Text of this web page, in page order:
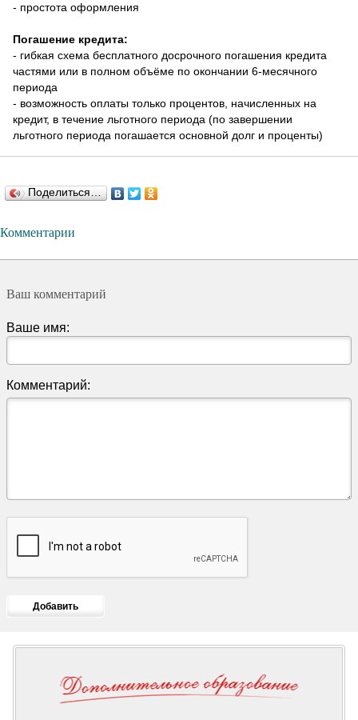
- простота оформления
Погашение кредита:
- гибкая схема бесплатного досрочного погашения кредита
частями или в полном объёме по окончании 6-месячного
периода
- возможность оплаты только процентов, начисленных на
кредит, в течение льготного периода (по завершении
льготного периода погашается основной долг и проценты)
Поделиться…
Комментарии
Ваш комментарий
Ваше имя:
Комментарий: